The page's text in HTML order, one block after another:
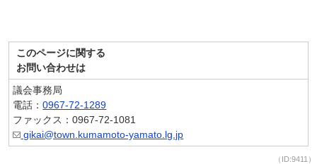
このページに関する
お問い合わせは
議会事務局
電話：0967-72-1289
ファックス：0967-72-1081
gikai@town.kumamoto-yamato.lg.jp
（ID:9411）